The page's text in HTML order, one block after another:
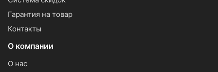
Гарантия на товар
Контакты
О компании
О нас